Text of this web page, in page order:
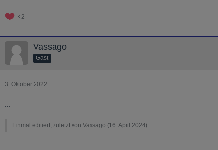
2
Vassago
Gast
3. Oktober 2022
...
Einmal editiert, zuletzt von Vassago (16. April 2024)